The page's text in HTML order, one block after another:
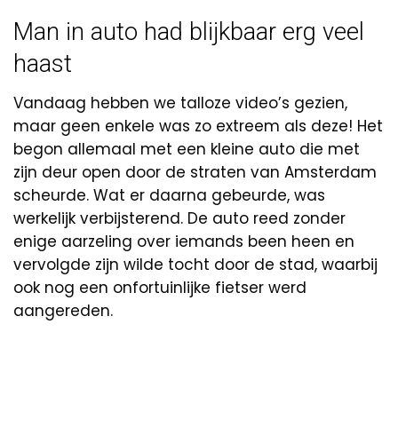
Man in auto had blijkbaar erg veel
haast
Vandaag hebben we talloze video’s gezien,
maar geen enkele was zo extreem als deze! Het
begon allemaal met een kleine auto die met
zijn deur open door de straten van Amsterdam
scheurde. Wat er daarna gebeurde, was
werkelijk verbijsterend. De auto reed zonder
enige aarzeling over iemands been heen en
vervolgde zijn wilde tocht door de stad, waarbij
ook nog een onfortuinlijke fietser werd
aangereden.